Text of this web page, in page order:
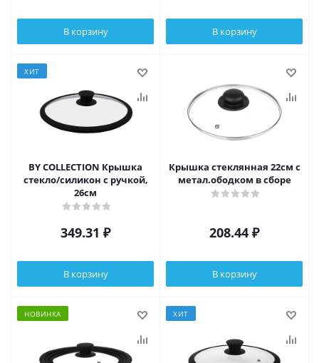
В корзину В корзину
ХИТ
BY COLLECTION Крышка
стекло/силикон с ручкой,
26см
349.31 ₽
В корзину
Крышка стеклянная 22см с
метал.ободком в сборе
208.44 ₽
В корзину
НОВИНКА ХИТ